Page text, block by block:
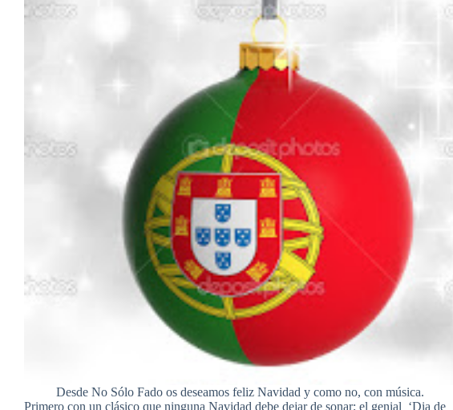
Desde No Sólo Fado os deseamos feliz Navidad y como no, con música.
Primero con un clásico que ninguna Navidad debe dejar de sonar; el genial ‘Dia de